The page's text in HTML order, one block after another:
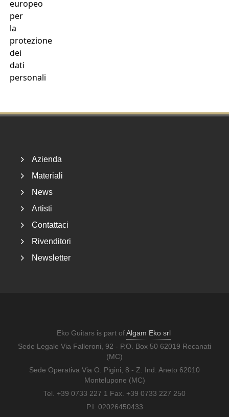
europeo
per
la
protezione
dei
dati
personali
Azienda
Materiali
News
Artisti
Contattaci
Rivenditori
Newsletter
Eko Guitars is part ofAlgam Eko srl
Sede Legale Via Falleroni, 92 - P.O. Box 50 62019 Recanati
(MC)
Sede Operativa Via O. Pigini, 8 - Z. Ind. Aneto 62010
Montelupone (MC)
Tel. +39 0733 227 1 Fax. +39 0733 227 250
P.I. 02026450433